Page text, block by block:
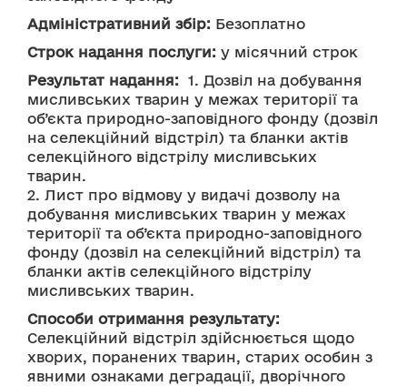
Адміністративний збір: Безоплатно
Строк надання послуги: у місячний строк
Результат надання:
  1. Дозвіл на добування
мисливських тварин у межах території та
об’єкта природно-заповідного фонду (дозвіл
на селекційний відстріл) та бланки актів
селекційного відстрілу мисливських
тварин.
2. Лист про відмову у видачі дозволу на
добування мисливських тварин у межах
території та об’єкта природно-заповідного
фонду (дозвіл на селекційний відстріл) та
бланки актів селекційного відстрілу
мисливських тварин.
Способи отримання результату:
Селекційний відстріл здійснюється щодо
хворих, поранених тварин, старих особин з
явними ознаками деградації, дворічного